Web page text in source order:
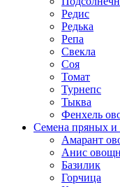
Редис
Редька
Репа
Свекла
Соя
Томат
Турнепс
Тыква
Фенхель
Семена пряных и
Амарант
Анис
Базилик
Горчица